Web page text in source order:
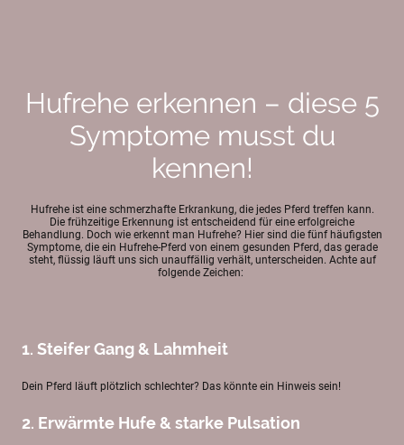
Hufrehe erkennen – diese 5
Symptome musst du
kennen!
Hufrehe ist eine schmerzhafte Erkrankung, die jedes Pferd treffen kann.
Die frühzeitige Erkennung ist entscheidend für eine erfolgreiche
Behandlung. Doch wie erkennt man Hufrehe? Hier sind die fünf häufigsten
Symptome, die ein Hufrehe-Pferd von einem gesunden Pferd, das gerade
steht, flüssig läuft uns sich unauffällig verhält, unterscheiden. Achte auf
folgende Zeichen:
1. Steifer Gang & Lahmheit
Dein Pferd läuft plötzlich schlechter? Das könnte ein Hinweis sein!
2. Erwärmte Hufe & starke Pulsation